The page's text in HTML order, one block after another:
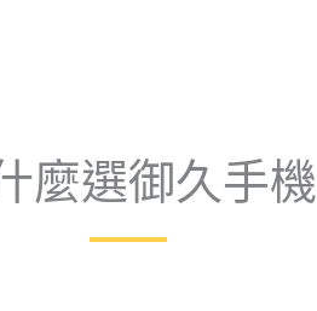
麼選御久手機